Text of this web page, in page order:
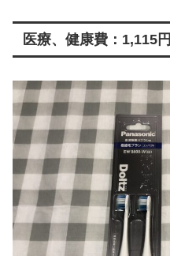
医療、健康費：1,115円